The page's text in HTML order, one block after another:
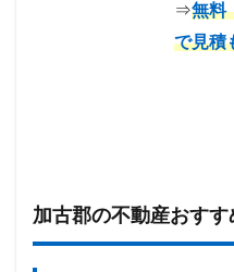
⇒無料
で見積
加古郡の不動産おすす